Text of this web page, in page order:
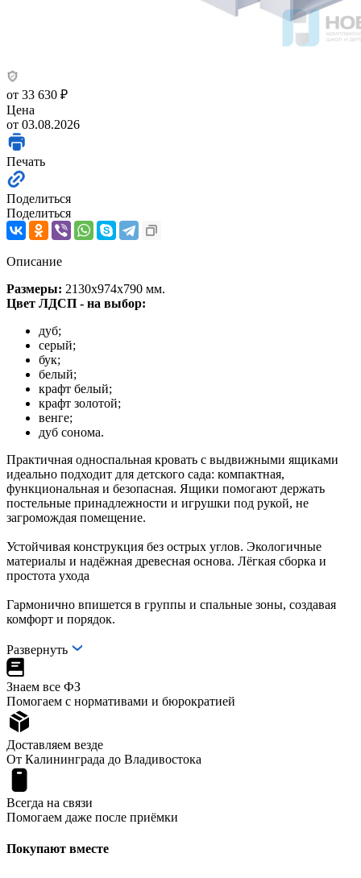
от 33 630 ₽
Цена
от 03.08.2026
Печать
Поделиться
Поделиться
Описание
Размеры: 2130х974х790 мм.
Цвет ЛДСП - на выбор:
дуб;
серый;
бук;
белый;
крафт белый;
крафт золотой;
венге;
дуб сонома.
Практичная односпальная кровать с выдвижными ящиками
идеально подходит для детского сада: компактная,
функциональная и безопасная. Ящики помогают держать
постельные принадлежности и игрушки под рукой, не
загромождая помещение.
Устойчивая конструкция без острых углов. Экологичные
материалы и надёжная древесная основа. Лёгкая сборка и
простота ухода
Гармонично впишется в группы и спальные зоны, создавая
комфорт и порядок.
Развернуть
Знаем все ФЗ
Помогаем с нормативами и бюрократией
Доставляем везде
От Калининграда до Владивостока
Всегда на связи
Помогаем даже после приёмки
Покупают вместе